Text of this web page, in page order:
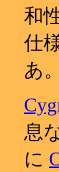
和
仕
あ。
息
に